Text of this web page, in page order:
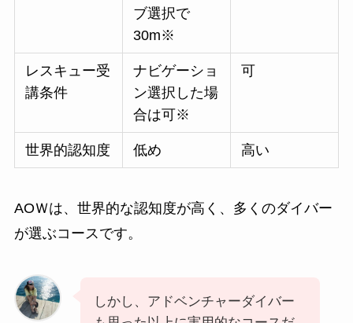
ブ選択で
30m※
レスキュー受
講条件
ナビゲーショ
ン選択した場
合は可※
可
世界的認知度 低め 高い
AOＷは、世界的な認知度が高く、多くのダイバー
が選ぶコースです。
しかし、アドベンチャーダイバー